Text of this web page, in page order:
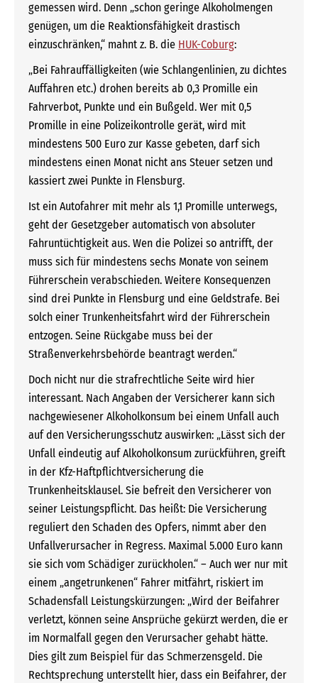
gemessen wird. Denn „schon geringe Alkoholmengen
genügen, um die Reaktionsfähigkeit drastisch
einzuschränken,“ mahnt z. B. die HUK-Coburg:
„Bei Fahrauffälligkeiten (wie Schlangenlinien, zu dichtes
Auffahren etc.) drohen bereits ab 0,3 Promille ein
Fahrverbot, Punkte und ein Bußgeld. Wer mit 0,5
Promille in eine Polizeikontrolle gerät, wird mit
mindestens 500 Euro zur Kasse gebeten, darf sich
mindestens einen Monat nicht ans Steuer setzen und
kassiert zwei Punkte in Flensburg.
Ist ein Autofahrer mit mehr als 1,1 Promille unterwegs,
geht der Gesetzgeber automatisch von absoluter
Fahruntüchtigkeit aus. Wen die Polizei so antrifft, der
muss sich für mindestens sechs Monate von seinem
Führerschein verabschieden. Weitere Konsequenzen
sind drei Punkte in Flensburg und eine Geldstrafe. Bei
solch einer Trunkenheitsfahrt wird der Führerschein
entzogen. Seine Rückgabe muss bei der
Straßenverkehrsbehörde beantragt werden.“
Doch nicht nur die strafrechtliche Seite wird hier
interessant. Nach Angaben der Versicherer kann sich
nachgewiesener Alkoholkonsum bei einem Unfall auch
auf den Versicherungsschutz auswirken: „Lässt sich der
Unfall eindeutig auf Alkoholkonsum zurückführen, greift
in der Kfz-Haftpflichtversicherung die
Trunkenheitsklausel. Sie befreit den Versicherer von
seiner Leistungspflicht. Das heißt: Die Versicherung
reguliert den Schaden des Opfers, nimmt aber den
Unfallverursacher in Regress. Maximal 5.000 Euro kann
sie sich vom Schädiger zurückholen.“ – Auch wer nur mit
einem „angetrunkenen“ Fahrer mitfährt, riskiert im
Schadensfall Leistungskürzungen: „Wird der Beifahrer
verletzt, können seine Ansprüche gekürzt werden, die er
im Normalfall gegen den Verursacher gehabt hätte.
Dies gilt zum Beispiel für das Schmerzensgeld. Die
Rechtsprechung unterstellt hier, dass ein Beifahrer, der